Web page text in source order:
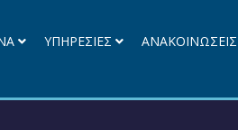
ΥΠΗΡΕΣΙΕΣ ΑΝΑΚΟΙΝΩΣΕΙΣ